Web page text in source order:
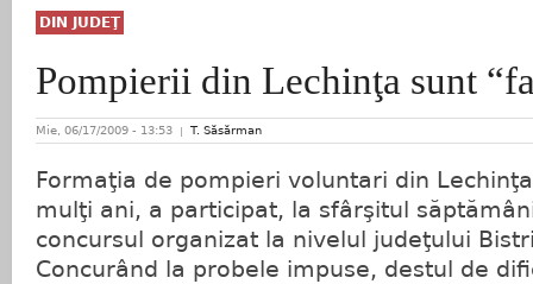
DIN JUDEŢ
Pompierii din Lechinţa sunt
Mie, 06/17/2009 - 13:53 T. Săsărman
Formaţia de pompieri voluntari din
mulţi ani, a participat, la sfârşitul
concursul organizat la nivelul judeţului
Concurând la probele impuse, destul de